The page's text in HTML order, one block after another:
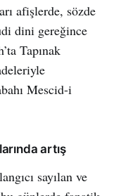
afişlerde, sözde
dini gereğince
Tapınak
Mescid-i
artış
sayılan ve